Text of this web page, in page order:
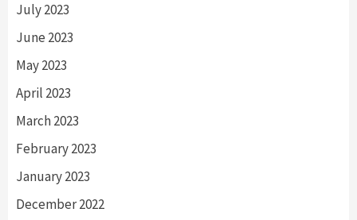
July 2023
June 2023
May 2023
April 2023
March 2023
February 2023
January 2023
December 2022